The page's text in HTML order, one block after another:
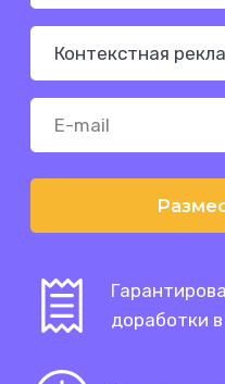
доработки